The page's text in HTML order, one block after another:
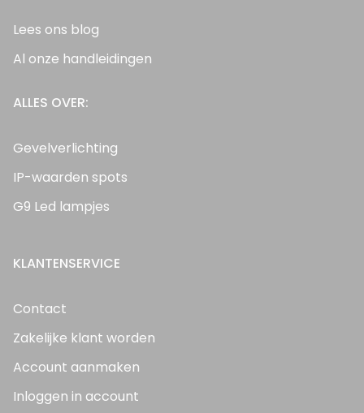
Lees ons blog
Al onze handleidingen
ALLES OVER:
Gevelverlichting
IP-waarden spots
G9 Led lampjes
KLANTENSERVICE
Contact
Zakelijke klant worden
Account aanmaken
Inloggen in account